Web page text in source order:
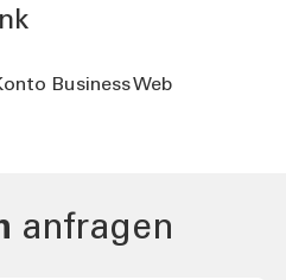
Business Web
anfragen